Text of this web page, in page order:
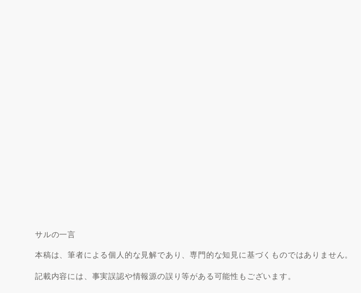
サルの一言
本稿は、筆者による個人的な見解であり、専門的な知見に基づくものではありません。
記載内容には、事実誤認や情報源の誤り等がある可能性もございます。